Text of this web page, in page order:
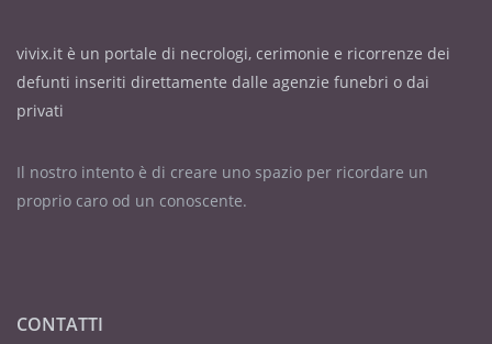
vivix.it è un portale di necrologi, cerimonie e ricorrenze dei
defunti inseriti direttamente dalle agenzie funebri o dai
privati
Il nostro intento è di creare uno spazio per ricordare un
proprio caro od un conoscente.
CONTATTI